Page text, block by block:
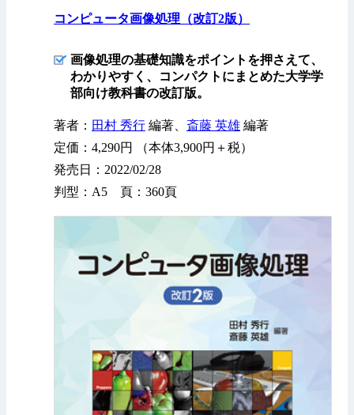
コンピュータ画像処理（改訂2版）
画像処理の基礎知識をポイントを押さえて、
わかりやすく、コンパクトにまとめた大学学
部向け教科書の改訂版。
著者： 田村 秀行 編著、 斎藤 英雄 編著
定価：4,290円 （本体3,900円＋税）
発売日：2022/02/28
判型：A5 頁：360頁